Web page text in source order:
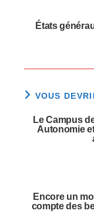
États
VOUS
Le Campus
Autonomie
Encore un
compte des